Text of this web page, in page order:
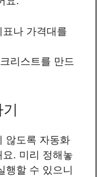
나 가격대를
리스트를 만드
않도록 자동화
. 미리 정해놓
행할 수 있으니